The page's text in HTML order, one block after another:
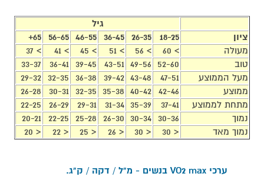
ערכי VO2 max בנשים - מ"ל / דקה / ק"ג.
גיל
ציון
18-25
26-35
36-45
46-55
56-65
65+
מעולה
> 60
> 56
> 51
> 45
> 41
> 37
טוב
52-60
49-56
43-51
39-45
36-41
33-37
מעל הממוצע
47-51
43-48
39-42
36-38
32-35
29-32
ממוצע
42-46
40-42
35-38
32-35
30-31
26-28
מתחת לממוצע
37-41
35-39
31-34
29-31
26-29
22-25
נמוך
30-36
30-34
26-30
25-28
22-25
20-21
נמוך מאד
< 30
< 30
< 26
< 25
< 22
< 20